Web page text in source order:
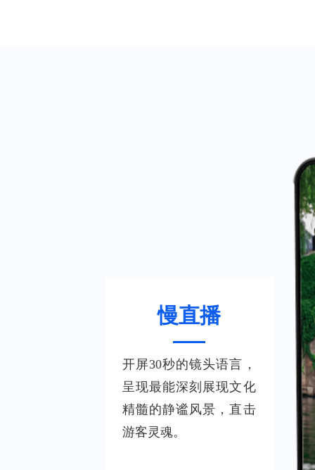
慢直播
开屏30秒的镜头语言，
呈现最能深刻展现文化
精髓的静谧风景，直击
游客灵魂。